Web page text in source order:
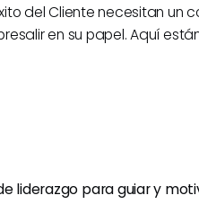
del Cliente necesitan un
en su papel. Aquí
liderazgo para guiar y